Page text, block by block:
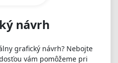
návrh
grafický návrh? Nebojte
vám pomôžeme pri